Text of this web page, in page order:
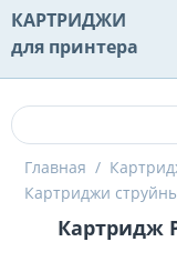
КАРТРИДЖИ
для принтера
Главная /
Картриджи
Картридж